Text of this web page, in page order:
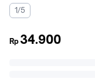
1/5
Rp 34.900